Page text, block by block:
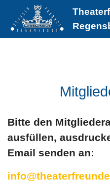
Bitte den
ausfüllen,
Email senden an: